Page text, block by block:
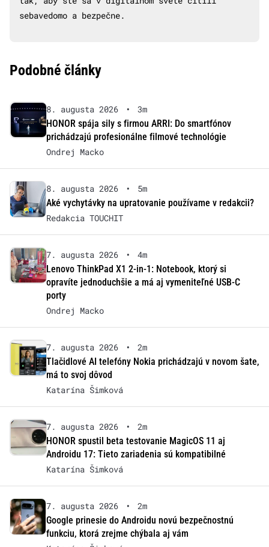
sebavedomo a bezpečne.
Podobné články
8. augusta 2026 •
3m
HONOR spája sily s firmou ARRI: Do smartfónov
prichádzajú profesionálne filmové technológie
Ondrej Macko
8. augusta 2026 •
5m
Aké vychytávky na upratovanie používame v redakcii?
Redakcia TOUCHIT
7. augusta 2026 •
4m
Lenovo ThinkPad X1 2-in-1: Notebook, ktorý si
opravíte jednoduchšie a má aj vymeniteľné USB-C
porty
Ondrej Macko
7. augusta 2026 •
2m
Tlačidlové AI telefóny Nokia prichádzajú v novom šate,
má to svoj dôvod
Katarína Šimková
7. augusta 2026 •
2m
HONOR spustil beta testovanie MagicOS 11 aj
Androidu 17: Tieto zariadenia sú kompatibilné
Katarína Šimková
7. augusta 2026 •
2m
Google prinesie do Androidu novú bezpečnostnú
funkciu, ktorá zrejme chýbala aj vám